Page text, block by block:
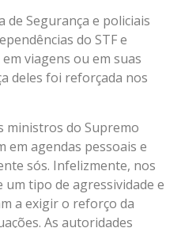
de Segurança e policiais
do STF e
viagens ou em suas
deles foi reforçada nos
ministros do Supremo
em agendas pessoais e
sós. Infelizmente, nos
tipo de agressividade e
a exigir o reforço da
As autoridades